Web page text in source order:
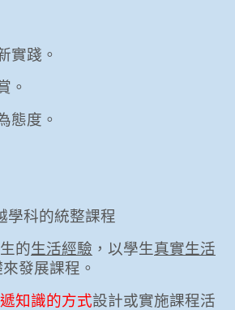
實踐。
。
態度。
學科的統整課程
的生活經驗 ，以學生真實生活
發展課程。
知識的方式設計或實施課程活